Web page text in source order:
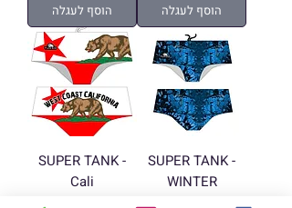
הוסף לעגלה הוסף לעגלה
SUPER TANK -
Cali
SUPER TANK -
WINTER